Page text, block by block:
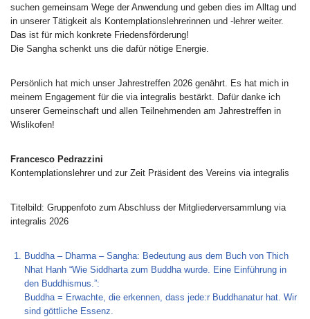
suchen gemeinsam Wege der Anwendung und geben dies im Alltag und
in unserer Tätigkeit als Kontemplationslehrerinnen und -lehrer weiter.
Das ist für mich konkrete Friedensförderung!
Die Sangha schenkt uns die dafür nötige Energie.
Persönlich hat mich unser Jahrestreffen 2026 genährt. Es hat mich in
meinem Engagement für die via integralis bestärkt. Dafür danke ich
unserer Gemeinschaft und allen Teilnehmenden am Jahrestreffen in
Wislikofen!
Francesco Pedrazzini
Kontemplationslehrer und zur Zeit Präsident des Vereins via integralis
Titelbild: Gruppenfoto zum Abschluss der Mitgliederversammlung via
integralis 2026
Buddha – Dharma – Sangha: Bedeutung aus dem Buch von Thich
Nhat Hanh “Wie Siddharta zum Buddha wurde. Eine Einführung in
den Buddhismus.”:
Buddha = Erwachte, die erkennen, dass jede:r Buddhanatur hat. Wir
sind göttliche Essenz.